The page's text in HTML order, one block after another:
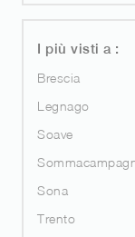
I più visti a :
Brescia
Legnago
Soave
Sona
Trento